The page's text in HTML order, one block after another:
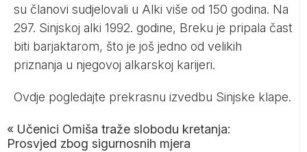
su članovi sudjelovali u Alki više od 150 godina. Na
297. Sinjskoj alki 1992. godine, Breku je pripala čast
biti barjaktarom, što je još jedno od velikih
priznanja u njegovoj alkarskoj karijeri.
Ovdje pogledajte prekrasnu izvedbu Sinjske klape.
« Učenici Omiša traže slobodu kretanja:
Prosvjed zbog sigurnosnih mjera